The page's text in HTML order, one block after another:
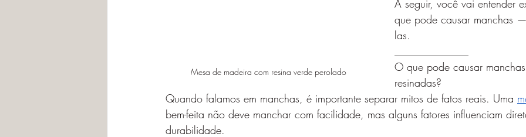
Mesa de madeira com resina verde perolado
A seguir, você vai entender
que pode causar manchas
las.
O que pode causar
resinadas?
Quando falamos em manchas, é importante separar mitos de fatos reais. Uma
bem-feita não deve manchar com facilidade, mas alguns fatores influenciam
durabilidade.